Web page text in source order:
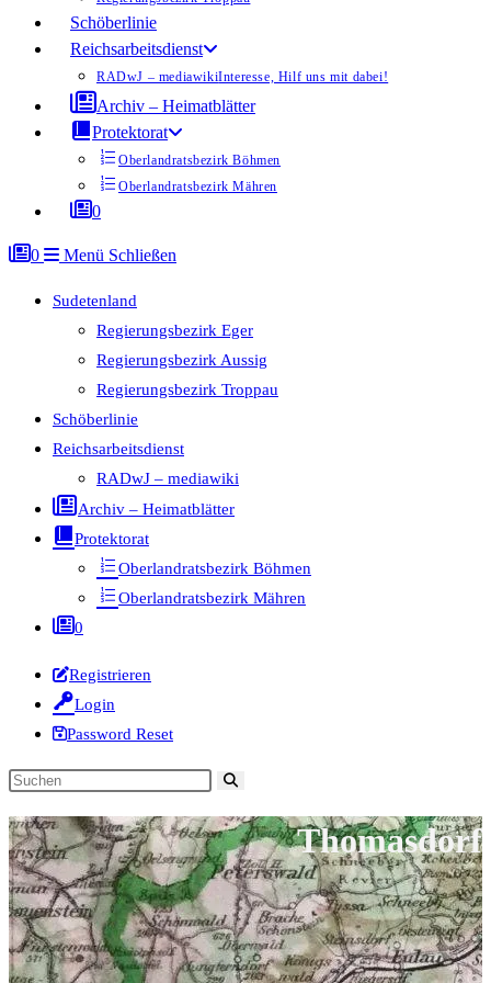
Schöberlinie
Reichsarbeitsdienst
RADwJ – mediawikiInteresse, Hilf uns mit dabei!
Archiv – Heimatblätter
Protektorat
Oberlandratsbezirk Böhmen
Oberlandratsbezirk Mähren
0
0 Menü Schließen
Sudetenland
Regierungsbezirk Eger
Regierungsbezirk Aussig
Regierungsbezirk Troppau
Schöberlinie
Reichsarbeitsdienst
RADwJ – mediawiki
Archiv – Heimatblätter
Protektorat
Oberlandratsbezirk Böhmen
Oberlandratsbezirk Mähren
0
Registrieren
Login
Password Reset
Diese
durchsuchen
Thomasdorf